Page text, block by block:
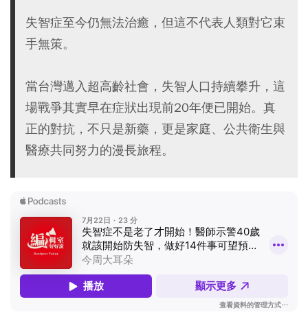
失智症至今仍無法治癒，但這不代表人類對它束
手無策。
當台灣邁入超高齡社會，失智人口持續攀升，這
場戰爭其實早在症狀出現前20年便已開始。真
正的對抗，不只是新藥，更是家庭、公共衛生與
醫療共同努力的漫長旅程。